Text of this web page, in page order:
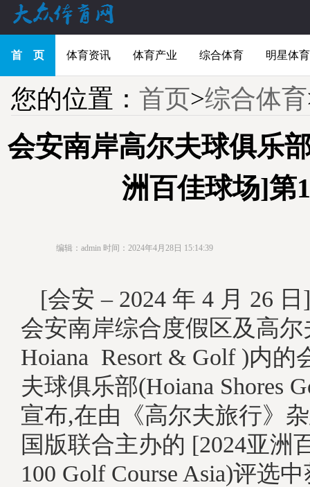
首 页 体育资讯 体育产业 综合体育 明星体育
您的位置： 首页>综合体育
会安南岸高尔夫球俱乐
洲百佳球场]第
编辑：admin 时间：2024年4月28日 15:14:39
[会安 – 2024 年 4 月 26
会安南岸综合度假区及高
Hoiana Resort & Golf )内的
夫球俱乐部(Hoiana Shores
宣布,在由《高尔夫旅行》
国版联合主办的 [2024亚洲
100 Golf Course Asia)评选